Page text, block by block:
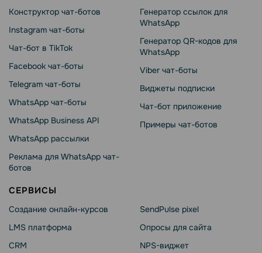
Конструктор чат-ботов
Instagram чат-боты
Чат-бот в TikTok
Facebook чат-боты
Telegram чат-боты
WhatsApp чат-боты
WhatsApp Business API
WhatsApp рассылки
Реклама для WhatsApp чат-
ботов
Генератор ссылок для
WhatsApp
Генератор QR-кодов для
WhatsApp
Viber чат-боты
Виджеты подписки
Чат-бот приложение
Примеры чат-ботов
СЕРВИСЫ
Создание онлайн-курсов
LMS платформа
CRM
SendPulse pixel
Опросы для сайта
NPS-виджет